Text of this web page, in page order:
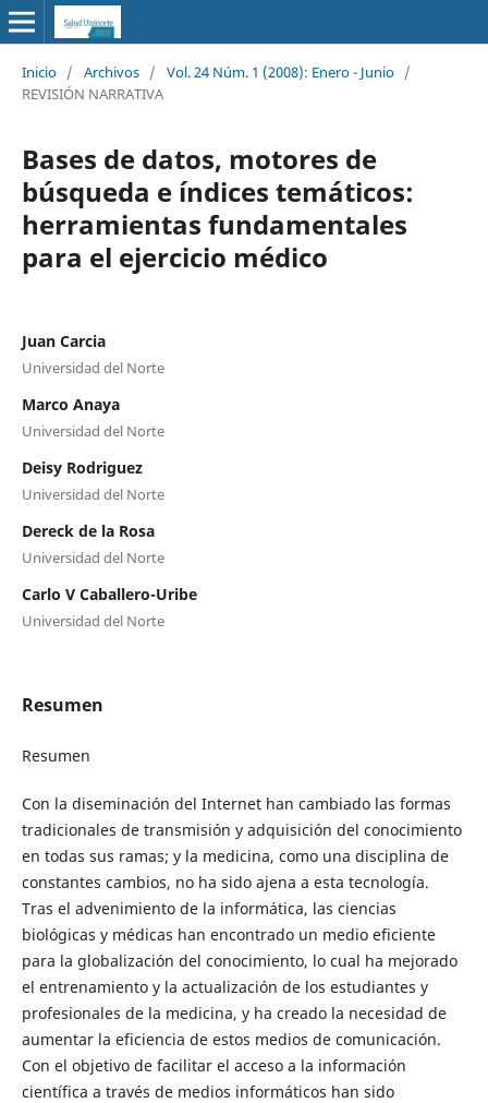
Inicio / Archivos / Vol. 24 Núm. 1 (2008): Enero - Junio /
REVISIÓN NARRATIVA
Bases de datos, motores de
búsqueda e índices temáticos:
herramientas fundamentales
para el ejercicio médico
Juan Carcia
Universidad del Norte
Marco Anaya
Universidad del Norte
Deisy Rodriguez
Universidad del Norte
Dereck de la Rosa
Universidad del Norte
Carlo V Caballero-Uribe
Universidad del Norte
Resumen
Resumen
Con la diseminación del Internet han cambiado las formas
tradicionales de transmisión y adquisición del conocimiento
en todas sus ramas; y la medicina, como una disciplina de
constantes cambios, no ha sido ajena a esta tecnología.
Tras el advenimiento de la informática, las ciencias
biológicas y médicas han encontrado un medio eficiente
para la globalización del conocimiento, lo cual ha mejorado
el entrenamiento y la actualización de los estudiantes y
profesionales de la medicina, y ha creado la necesidad de
aumentar la eficiencia de estos medios de comunicación.
Con el objetivo de facilitar el acceso a la información
científica a través de medios informáticos han sido